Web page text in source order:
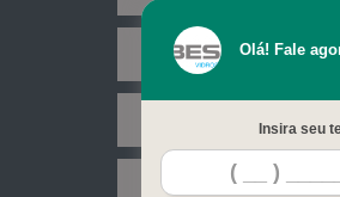
Missão
Serviços
Contato
Olá! Fale
Insira seu